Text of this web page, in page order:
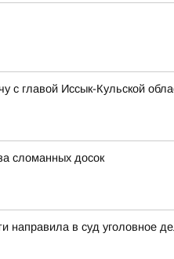
с главой Иссык-Кульской
сломанных досок
направила в суд уголовное